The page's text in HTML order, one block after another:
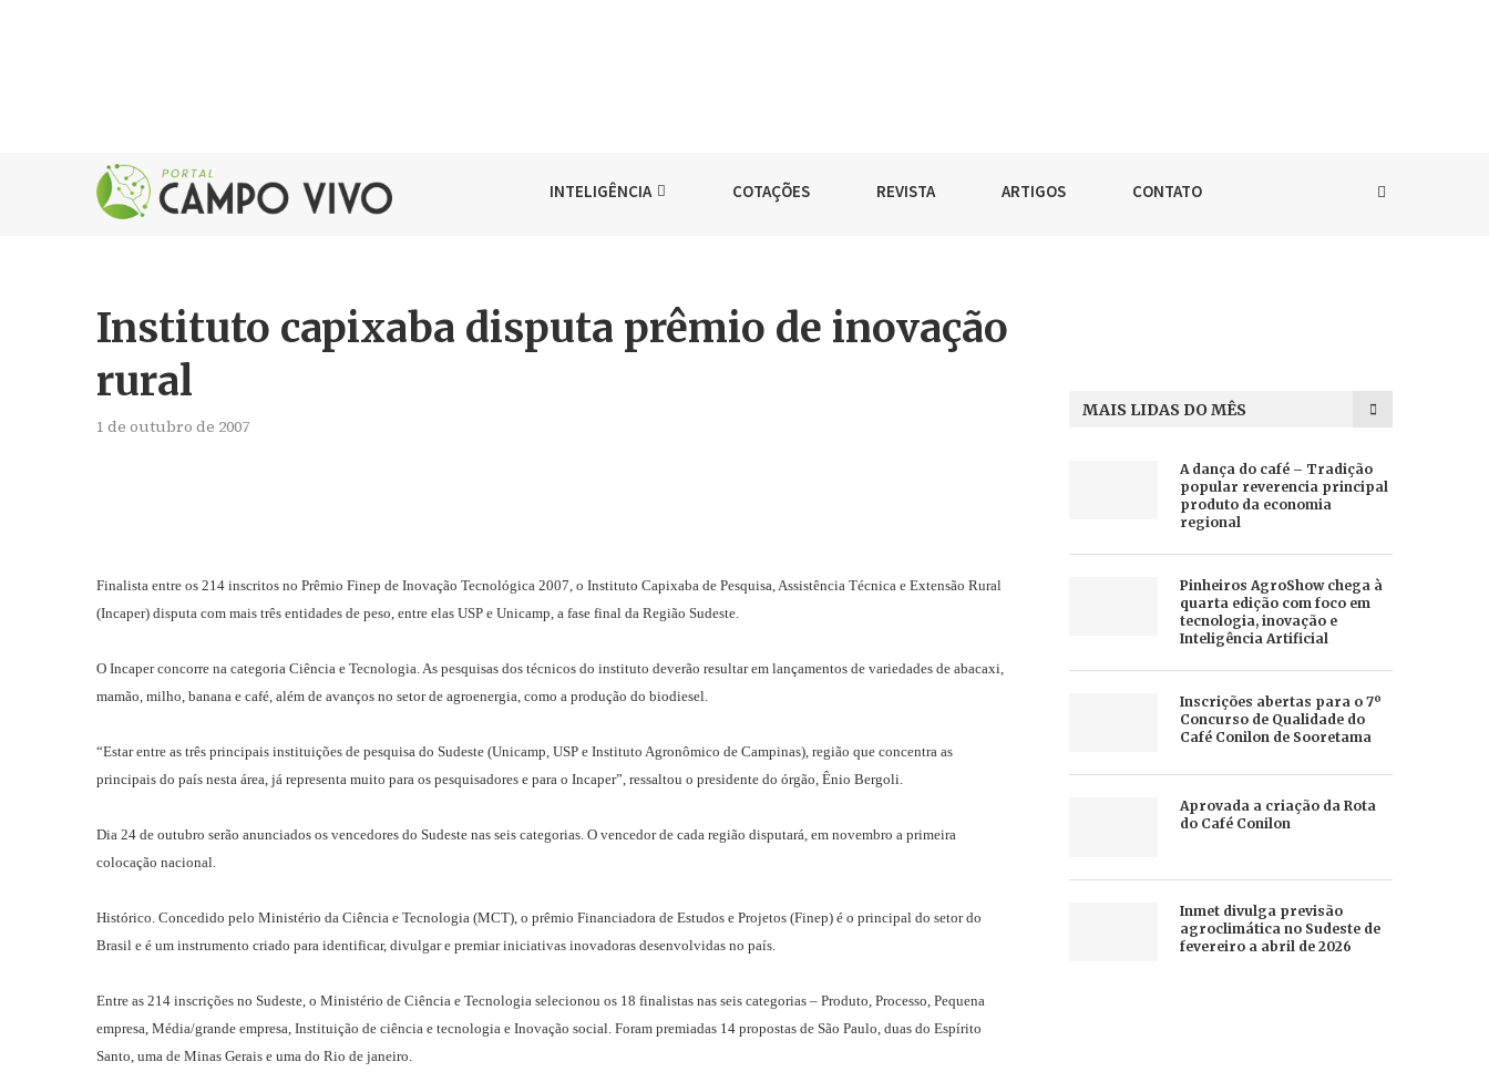
INTELIGÊNCIA COTAÇÕES REVISTA ARTIGOS CONTATO
Instituto capixaba disputa prêmio de inovação
rural
1 de outubro de 2007
Finalista entre os 214 inscritos no Prêmio Finep de Inovação Tecnológica 2007, o Instituto Capixaba de Pesquisa, Assistência Técnica e Extensão Rural
(Incaper) disputa com mais três entidades de peso, entre elas USP e Unicamp, a fase final da Região Sudeste.
O Incaper concorre na categoria Ciência e Tecnologia. As pesquisas dos técnicos do instituto deverão resultar em lançamentos de variedades de abacaxi,
mamão, milho, banana e café, além de avanços no setor de agroenergia, como a produção do biodiesel.
“Estar entre as três principais instituições de pesquisa do Sudeste (Unicamp, USP e Instituto Agronômico de Campinas), região que concentra as
principais do país nesta área, já representa muito para os pesquisadores e para o Incaper”, ressaltou o presidente do órgão, Ênio Bergoli.
Dia 24 de outubro serão anunciados os vencedores do Sudeste nas seis categorias. O vencedor de cada região disputará, em novembro a primeira
colocação nacional.
Histórico. Concedido pelo Ministério da Ciência e Tecnologia (MCT), o prêmio Financiadora de Estudos e Projetos (Finep) é o principal do setor do
Brasil e é um instrumento criado para identificar, divulgar e premiar iniciativas inovadoras desenvolvidas no país.
Entre as 214 inscrições no Sudeste, o Ministério de Ciência e Tecnologia selecionou os 18 finalistas nas seis categorias – Produto, Processo, Pequena
empresa, Média/grande empresa, Instituição de ciência e tecnologia e Inovação social. Foram premiadas 14 propostas de São Paulo, duas do Espírito
Santo, uma de Minas Gerais e uma do Rio de janeiro.
MAIS LIDAS DO MÊS
A dança do café – Tradição
popular reverencia principal
produto da economia
regional
Pinheiros AgroShow chega à
quarta edição com foco em
tecnologia, inovação e
Inteligência Artificial
Inscrições abertas para o 7º
Concurso de Qualidade do
Café Conilon de Sooretama
Aprovada a criação da Rota
do Café Conilon
Inmet divulga previsão
agroclimática no Sudeste de
fevereiro a abril de 2026